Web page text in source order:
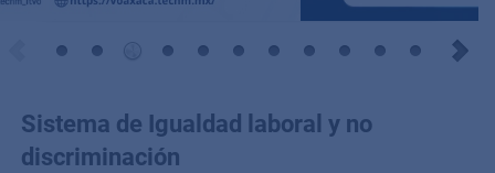
Sistema de Igualdad laboral y no
discriminación